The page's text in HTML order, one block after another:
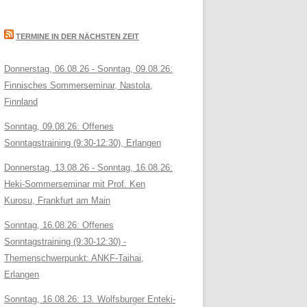
TERMINE IN DER NÄCHSTEN ZEIT
Donnerstag, 06.08.26 - Sonntag, 09.08.26:
Finnisches Sommerseminar, Nastola,
Finnland
Sonntag, 09.08.26: Offenes
Sonntagstraining (9:30-12:30), Erlangen
Donnerstag, 13.08.26 - Sonntag, 16.08.26:
Heki-Sommerseminar mit Prof. Ken
Kurosu, Frankfurt am Main
Sonntag, 16.08.26: Offenes
Sonntagstraining (9:30-12:30) -
Themenschwerpunkt: ANKF-Taihai,
Erlangen
Sonntag, 16.08.26: 13. Wolfsburger Enteki-